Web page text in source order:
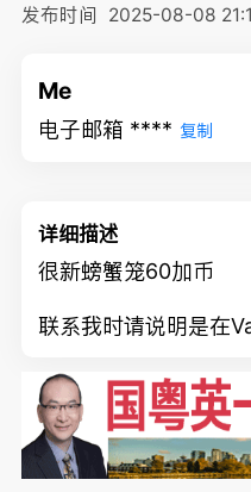
发布时间 2025-08-08
Me
电子邮箱 **** 复制
详细描述
很新螃蟹笼60加币
联系我时请说明是在